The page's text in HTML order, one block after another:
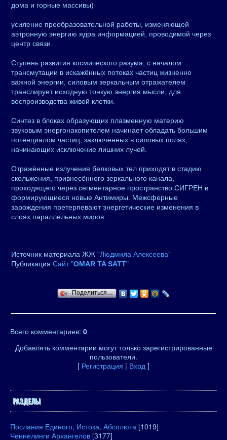
дома и горные массивы)
усиление преобразовательной работы, изменяющей
аэтронную энергию ядра информацией, проводимой через
центр связи.
Ступень развития космического разума, с началом
трансмутации в искажённых потоках частиц жизненно
важной энергии, силовым зеркальным отражателем
транслирует исходную тонкую энергия мысли, для
воспроизводства живой клетки.
Синтез в блоках образующих плазменную материю
звуковым энергонакопителем начинает обладать большим
потенциалом частиц, заключённых в силовых полях,
начинающих исключение лишних лучей.
Отражённые излучения белковых тел приходят в стадию
скольжения, привнесённого зеркального канала,
проходящего через сегментарное пространство СИГРЕН в
формирующиеся новые Антимиры. Межсферные
зарождения претерпевают энергетические изменения в
слоях параллельных миров.
Источник материала ЖЖ "Людмила Алексеева"
Публикация Сайт "OMAR TA SATT"
Поделиться…
Всего комментариев: 0
Добавлять комментарии могут только зарегистрированные
пользователи.
[ Регистрация | Вход ]
РАЗДЕЛЫ
Послания Единого, Истока, Абсолюта [1019]
Ченнелинги Архангелов [3177]